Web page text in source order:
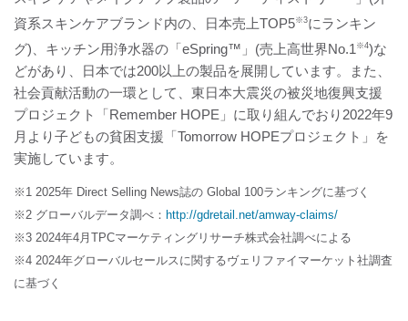
資系スキンケアブランド内の、日本売上TOP5※3にランキン
グ)、キッチン用浄水器の「eSpring™」(売上高世界No.1 ※4)な
どがあり、日本では200以上の製品を展開しています。また、
社会貢献活動の一環として、東日本大震災の被災地復興支援
プロジェクト「Remember HOPE」に取り組んでおり2022年9
月より子どもの貧困支援「Tomorrow HOPEプロジェクト」を
実施しています。
※1 2025年 Direct Selling News誌の Global 100ランキングに基づく
※2 グローバルデータ調べ： http://gdretail.net/amway-claims/
※3 2024年4月TPCマーケティングリサーチ株式会社調べによる
※4 2024年グローバルセールスに関するヴェリファイマーケット社調査
に基づく